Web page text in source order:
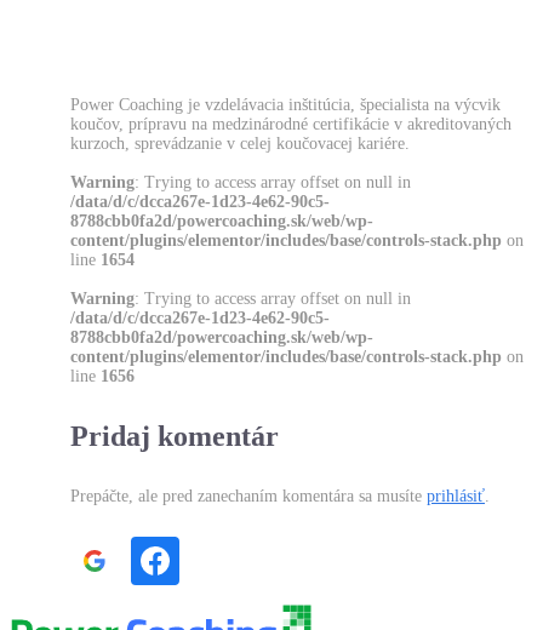
Power Coaching je vzdelávacia inštitúcia, špecialista na výcvik
koučov, prípravu na medzinárodné certifikácie v akreditovaných
kurzoch, sprevádzanie v celej koučovacej kariére.
Warning: Trying to access array offset on null in
/data/d/c/dcca267e-1d23-4e62-90c5-
8788cbb0fa2d/powercoaching.sk/web/wp-
content/plugins/elementor/includes/base/controls-stack.php on
line 1654
Warning: Trying to access array offset on null in
/data/d/c/dcca267e-1d23-4e62-90c5-
8788cbb0fa2d/powercoaching.sk/web/wp-
content/plugins/elementor/includes/base/controls-stack.php on
line 1656
Pridaj komentár
Prepáčte, ale pred zanechaním komentára sa musíte prihlásiť